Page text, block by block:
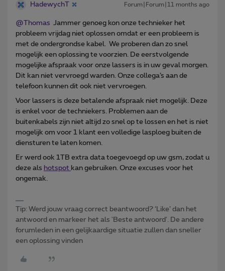
HadewychT Forum|Forum|11 months ago
@Thomas Jammer genoeg kon onze technieker het
probleem vrijdag niet oplossen omdat er een probleem is
met de ondergrondse kabel. We proberen dan zo snel
mogelijk een oplossing te voorzien. De eerstvolgende
mogelijke afspraak voor onze lassers is in uw geval morgen.
Dit kan niet vervroegd warden. Onze collega’s aan de
telefoon kunnen dit ook niet vervroegen.
Voor lassers is deze betalende afspraak niet mogelijk. Deze
is enkel voor de techniekers. Problemen aan de
buitenkabels zijn niet altijd zo snel op te lossen en het is niet
mogelijk om voor 1 klant een volledige lasploeg buiten de
diensturen te laten komen.
Er werd ook 1TB extra data toegevoegd op uw gsm, zodat u
deze als hotspot kan gebruiken. Onze excuses voor het
ongemak.
Tip: Werd jouw vraag correct beantwoord? ‘Like’ dan het
antwoord en markeer het als 'Beste antwoord'. De andere
forumleden in een gelijkaardige situatie zullen dan sneller
een oplossing vinden